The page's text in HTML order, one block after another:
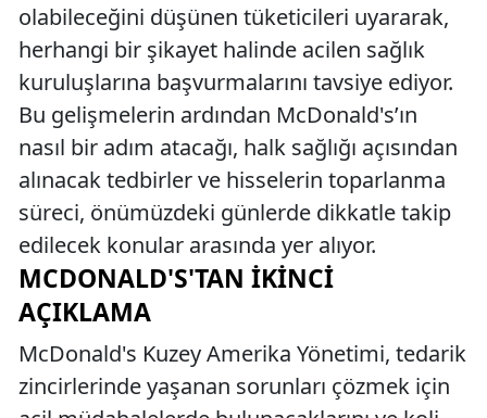
olabileceğini düşünen tüketicileri uyararak,
herhangi bir şikayet halinde acilen sağlık
kuruluşlarına başvurmalarını tavsiye ediyor.
Bu gelişmelerin ardından McDonald's’ın
nasıl bir adım atacağı, halk sağlığı açısından
alınacak tedbirler ve hisselerin toparlanma
süreci, önümüzdeki günlerde dikkatle takip
edilecek konular arasında yer alıyor.
MCDONALD'S'TAN İKINCI
AÇIKLAMA
McDonald's Kuzey Amerika Yönetimi, tedarik
zincirlerinde yaşanan sorunları çözmek için